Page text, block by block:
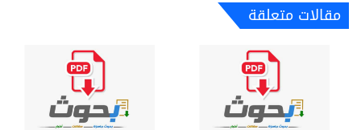
مقالات متعلقة